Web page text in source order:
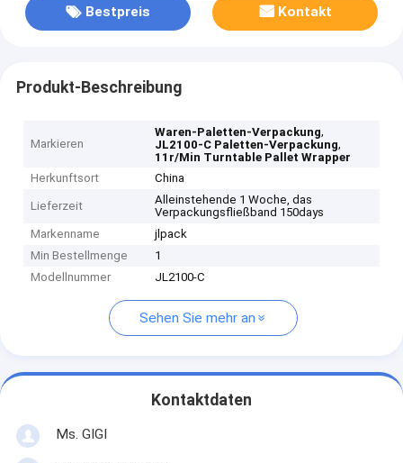
Bestpreis Kontakt
Produkt-Beschreibung
Markieren
Waren-Paletten-Verpackung,
JL2100-C Paletten-Verpackung,
11r/Min Turntable Pallet Wrapper
Herkunftsort
China
Lieferzeit
Alleinstehende 1 Woche, das
Verpackungsfließband 150days
Markenname
jlpack
Min Bestellmenge
1
Modellnummer
JL2100-C
Sehen Sie mehr an
Kontaktdaten
Ms. GIGI